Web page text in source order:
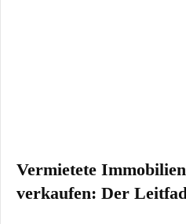
Vermietete
verkaufen: Der